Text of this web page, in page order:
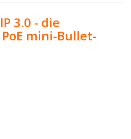
3.0 - die
PoE mini-Bullet-